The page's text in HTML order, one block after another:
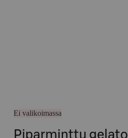
Ei valikoimassa
Piparminttu gelato